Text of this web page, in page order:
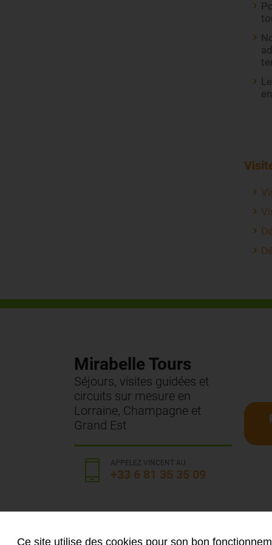
Ce site utilise des cookies pour son bon
Mirabelle Tours
Séjours, visites guidées et
circuits sur mesure en
Lorraine, Champagne et
Grand Est
APPELEZ VINCENT AU
+33 6 81 35 35 09